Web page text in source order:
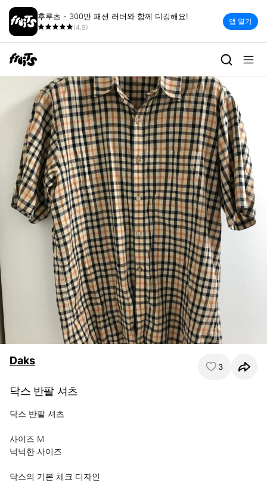
후루츠 - 300만 패션 러버와 함께 디깅해요!
(4.9)
앱 열기
Daks 3
닥스 반팔 셔츠
닥스 반팔 셔츠
사이즈 M
넉넉한 사이즈
닥스의 기본 체크 디자인